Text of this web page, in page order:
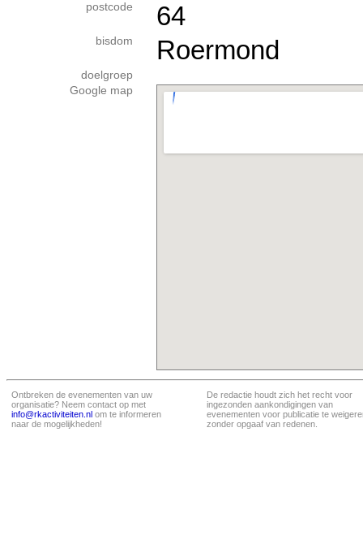
postcode 64
bisdom Roermond
doelgroep
Google map
Ontbreken de evenementen van uw
organisatie? Neem contact op met
info@rkactiviteiten.nl om te informeren
naar de mogelijkheden!
De redactie houdt zich het recht voor
ingezonden aankondigingen van
evenementen voor publicatie te
zonder opgaaf van redenen.